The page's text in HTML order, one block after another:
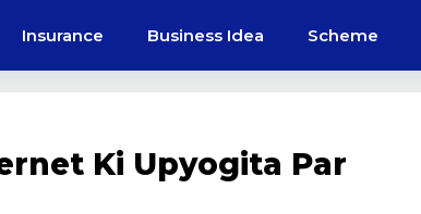
Insurance Business Idea Scheme
Ki Upyogita Par